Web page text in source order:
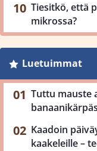
Tiesitkö, että
mikrossa?
Luetuimmat
Tuttu mauste
Kaadoin
kaakeleille –